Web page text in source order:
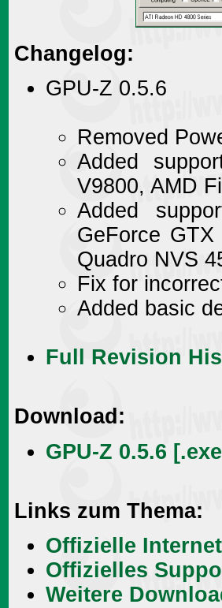
Changelog:
GPU-Z 0.5.6
Removed
Added
V9800, AMD
Added
GeForce
Quadro NVS
Fix for
Added basic
Full Revision
Download:
GPU-Z 0.5.6
Links zum Thema:
Offizielle
Offizielles
Weitere